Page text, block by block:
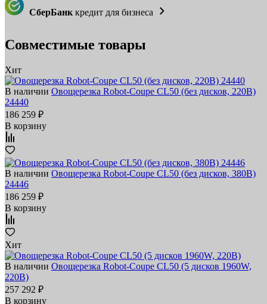
СберБанк кредит для бизнеса
Совместимые товары
Хит
В наличии Овощерезка Robot-Coupe CL50 (без дисков, 220В)
24440
186 259 ₽
В корзину
В наличии Овощерезка Robot-Coupe CL50 (без дисков, 380В)
24446
186 259 ₽
В корзину
Хит
В наличии Овощерезка Robot-Coupe CL50 (5 дисков 1960W,
220В)
257 292 ₽
В корзину